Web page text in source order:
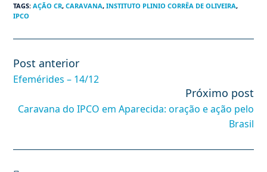
TAGS:AÇÃO CR, CARAVANA, INSTITUTO PLINIO CORRÊA DE OLIVEIRA,
IPCO
Leia
mais
artigos
Post anterior
Efemérides – 14/12
Próximo post
Caravana do IPCO em Aparecida: oração e ação pelo
Brasil